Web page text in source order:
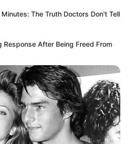
за «списання»: на
—
екскерівники
ТЦК
The Truth Doctors Don't Tell
Response After Being Freed From